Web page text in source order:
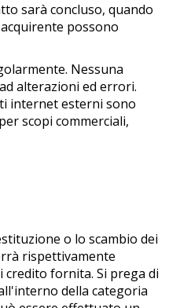
sarà concluso, quando
possono
Nessuna
alterazioni ed errori.
internet esterni sono
scopi commerciali,
o lo scambio dei
rispettivamente
fornita. Si prega di
della categoria